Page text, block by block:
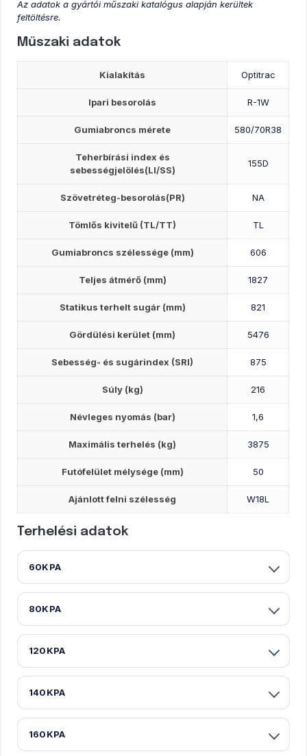
Az adatok a gyártói műszaki katalógus alapján kerültek
feltöltésre.
Műszaki adatok
Kialakítás Optitrac
Ipari besorolás R-1W
Gumiabroncs mérete 580/70R38
Teherbírási index és
sebességjelölés(LI/SS)
155D
Szövetréteg-besorolás(PR) NA
Tömlős kivitelű (TL/TT) TL
Gumiabroncs szélessége (mm) 606
Teljes átmérő (mm) 1827
Statikus terhelt sugár (mm) 821
Gördülési kerület (mm) 5476
Sebesség- és sugárindex (SRI) 875
Súly (kg) 216
Névleges nyomás (bar) 1,6
Maximális terhelés (kg) 3875
Futófelület mélysége (mm) 50
Ajánlott felni szélesség W18L
Terhelési adatok
60KPA
80KPA
120KPA
140KPA
160KPA